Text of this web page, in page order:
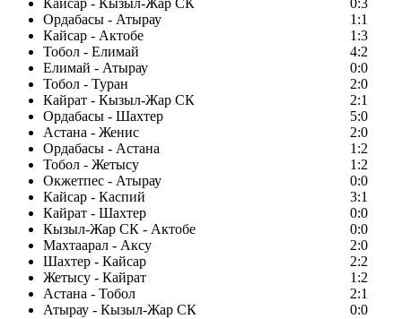
Кайсар - Кызыл-Жар СК
0:3
Ордабасы - Атырау
1:1
Кайсар - Актобе
1:3
Тобол - Елимай
4:2
Елимай - Атырау
0:0
Тобол - Туран
2:0
Кайрат - Кызыл-Жар СК
2:1
Ордабасы - Шахтер
5:0
Астана - Женис
2:0
Ордабасы - Астана
1:2
Тобол - Жетысу
1:2
Окжетпес - Атырау
0:0
Кайсар - Каспий
3:1
Кайрат - Шахтер
0:0
Кызыл-Жар СК - Актобе
0:0
Махтаарал - Аксу
2:0
Шахтер - Кайсар
2:2
Жетысу - Кайрат
1:2
Астана - Тобол
2:1
Атырау - Кызыл-Жар СК
0:0